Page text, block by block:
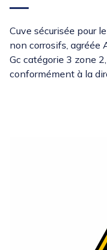
Cuve sécurisée pour
non corrosifs, agréée
Gc catégorie 3 zone
conformément à la